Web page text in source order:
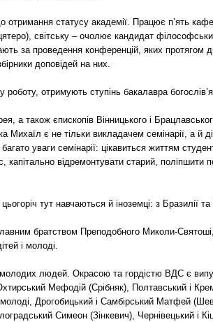
отримання статусу академії. Працює п’ять
світську – очолює кандидат
за проведення конференцій, яких протягом
доповідей на них.
отримують ступінь бакалавра
а також єпископів Вінницького і
Михаїл є не тільки викладачем семінарії, а й
уваги семінарії: цікавиться життям
відремонтувати старий, поліпшити
тут навчаються й іноземці: з Бразилії
братством Преподобного Миколи-
і молоді.
молодих людей. Окрасою та гордістю ВДС є
Мефодій (Срібняк), Полтавський і
Дрогобицький і Самбірський Матфей
Симеон (Зінкевич), Чернівецький і